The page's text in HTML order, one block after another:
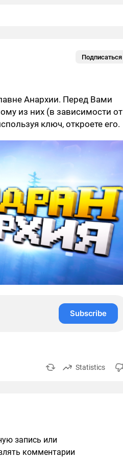
Подписаться
Анархии. Перед Вами
из них (в зависимости от
ключ, откроете его.
Subscribe
Statistics
запись или
комментарии